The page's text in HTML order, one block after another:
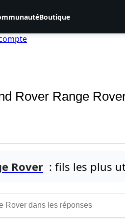
Boutique
Rover Range
Rover : fils les plus